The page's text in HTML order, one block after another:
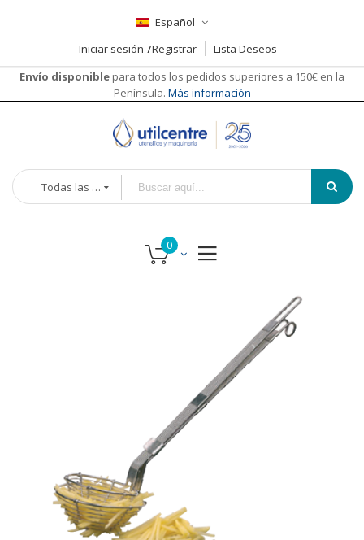
Español
Iniciar sesión
Registrar
Lista Deseos
Envío disponible para todos los pedidos superiores a 150€ en la
Península. Más información
Todas las categorías